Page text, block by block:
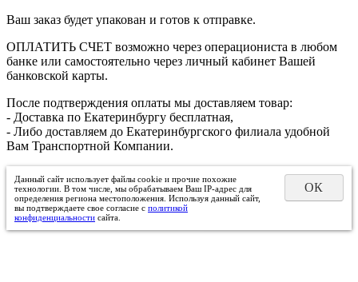
Ваш заказ будет упакован и готов к отправке.
ОПЛАТИТЬ СЧЕТ возможно через операциониста в любом
банке или самостоятельно через личный кабинет Вашей
банковской карты.
После подтверждения оплаты мы доставляем товар:
- Доставка по Екатеринбургу бесплатная,
- Либо доставляем до Екатеринбургского филиала удобной
Вам Транспортной Компании.
Данный сайт использует файлы cookie и прочие похожие
технологии. В том числе, мы обрабатываем Ваш IP-адрес для
определения региона местоположения. Используя данный сайт,
вы подтверждаете свое согласие с политикой
конфиденциальности сайта.
ОК